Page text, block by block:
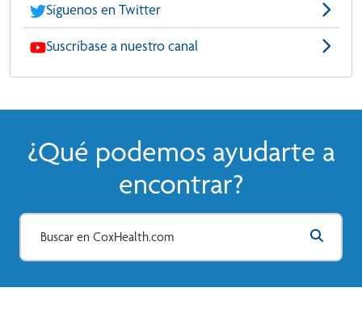
Síguenos en Twitter
Suscríbase a nuestro canal
¿Qué podemos ayudarte a
encontrar?